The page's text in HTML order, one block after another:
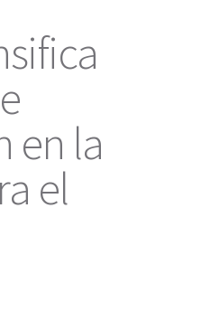
en la
el